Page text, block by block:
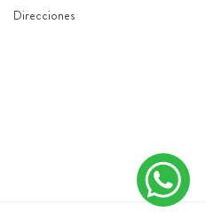
Direcciones